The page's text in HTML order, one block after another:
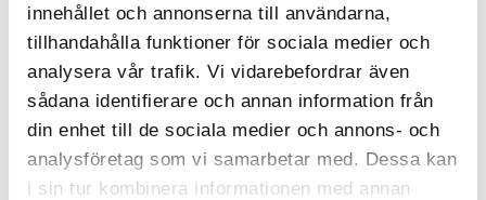
innehållet och annonserna till användarna,
tillhandahålla funktioner för sociala medier och
analysera vår trafik. Vi vidarebefordrar även
sådana identifierare och annan information från
din enhet till de sociala medier och annons- och
analysföretag som vi samarbetar med. Dessa kan
i sin tur kombinera informationen med annan
göra vårdprocesser snabbare, billigare och enklare.
Innovationen är unik genom att bedömningen av sårets
läkning kan göras digitalt och behovsanpassat på plats
hos patienten, av fler personalgrupper. Innovationen
visar vägen för sjukvården och andra branscher som
strävar efter att förenkla vår vardag genom att flytta ut